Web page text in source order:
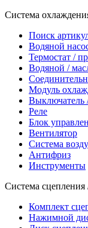
Система
Поиск
Водяной
Термостат /
Водяной /
Модуль
Выключатель
Реле
Блок
Вентилятор
Система
Антифриз
Инструменты
Система сцепления
Комплект
Нажимной